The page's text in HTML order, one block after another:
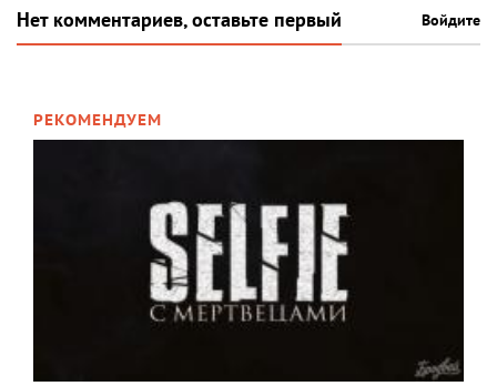
Нет комментариев, оставьте первый Войдите
РЕКОМЕНДУЕМ